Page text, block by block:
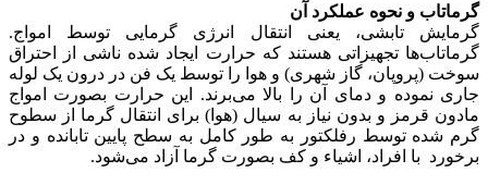
گرماتاب و نحوه عملکرد آن
گرمایش تابشی، یعنی انتقال انرژی گرمایی توسط امواج.
گرماتاب‌ها تجهیزاتی هستند که حرارت ایجاد شده ناشی از احتراق
سوخت (پروپان، گاز شهری) و هوا را توسط یک فن در درون یک لوله
جاری نموده و دمای آن را بالا می‌برند. این حرارت بصورت امواج
مادون قرمز و بدون نیاز به سیال (هوا) برای انتقال گرما از سطوح
گرم شده توسط رفلکتور به طور کامل به سطح پایین تابانده و در
برخورد با افراد، ‌اشیاء و کف بصورت گرما آزاد می‌شود.